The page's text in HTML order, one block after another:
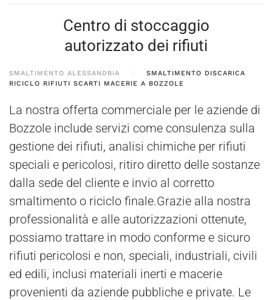
Centro di stoccaggio
autorizzato dei rifiuti
SMALTIMENTO ALESSANDRIA
SMALTIMENTO DISCARICA
RICICLO RIFIUTI SCARTI MACERIE A BOZZOLE
La nostra offerta commerciale per le aziende di
Bozzole include servizi come consulenza sulla
gestione dei rifiuti, analisi chimiche per rifiuti
speciali e pericolosi, ritiro diretto delle sostanze
dalla sede del cliente e invio al corretto
smaltimento o riciclo finale.Grazie alla nostra
professionalità e alle autorizzazioni ottenute,
possiamo trattare in modo conforme e sicuro
rifiuti pericolosi e non, speciali, industriali, civili
ed edili, inclusi materiali inerti e macerie
provenienti da aziende pubbliche e private. Le